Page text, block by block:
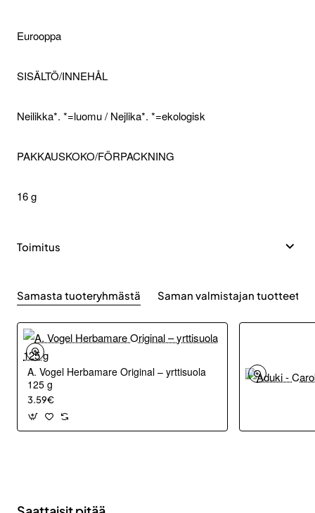
Eurooppa
SISÄLTÖ/INNEHÅL
Neilikka*. *=luomu / Nejlika*. *=ekologisk
PAKKAUSKOKO/FÖRPACKNING
16 g
Toimitus
Samasta tuoteryhmästä Saman valmistajan tuotteet
A. Vogel Herbamare Original – yrttisuola
125 g
3.59€